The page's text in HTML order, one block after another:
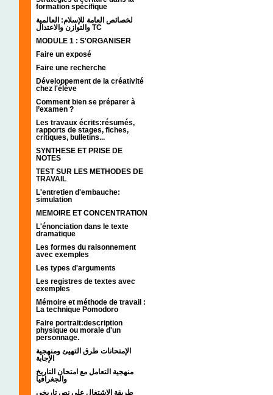
formation spécifique
لخصائص العامة للإسلام: العالمية
والتوازن والاعتدال TC
MODULE 1 : S'ORGANISER
Faire un exposé
Faire une recherche
Développement de la créativité
chez l'élève
Comment bien se préparer à
l’examen ?
Les travaux écrits:résumés,
rapports de stages, fiches,
critiques, bulletins...
SYNTHESE ET PRISE DE
NOTES
TEST SUR LES METHODES DE
TRAVAIL
L'entretien d'embauche:
simulation
MEMOIRE ET CONCENTRATION
L'énonciation dans le texte
dramatique
Les formes du raisonnement
avec exemples
Les types d'arguments
Les registres de textes avec
exemples
Mémoire et méthode de travail :
La technique Pomodoro
Faire portrait:description
physique ou morale d'un
personnage.
الإمتحانات طرق التهيئ ومنهجية
الإجابة
منهجية التعامل مع امتحان التاريخ
والجغرافيا
طريقة الاشتغال على نص تاريخي